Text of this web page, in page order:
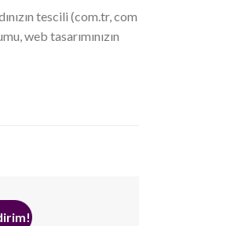
tescili (com.tr, com
web tasarımınızın